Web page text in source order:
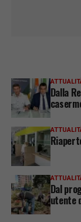
Dalla
Dal
utente